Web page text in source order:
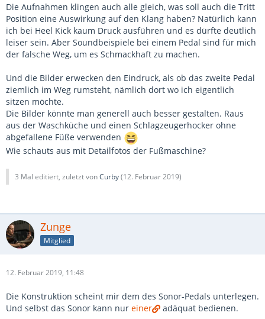
Die Aufnahmen klingen auch alle gleich, was soll auch die Tritt
Position eine Auswirkung auf den Klang haben? Natürlich kann
ich bei Heel Kick kaum Druck ausführen und es dürfte deutlich
leiser sein. Aber Soundbeispiele bei einem Pedal sind für mich
der falsche Weg, um es Schmackhaft zu machen.
Und die Bilder erwecken den Eindruck, als ob das zweite Pedal
ziemlich im Weg rumsteht, nämlich dort wo ich eigentlich
sitzen möchte.
Die Bilder könnte man generell auch besser gestalten. Raus
aus der Waschküche und einen Schlagzeugerhocker ohne
abgefallene Füße verwenden
Wie schauts aus mit Detailfotos der Fußmaschine?
3 Mal editiert, zuletzt vonCurby(12. Februar 2019)
Zunge
Mitglied
12. Februar 2019, 11:48
Die Konstruktion scheint mir dem des Sonor-Pedals unterlegen.
Und selbst das Sonor kann nur einer adäquat bedienen.